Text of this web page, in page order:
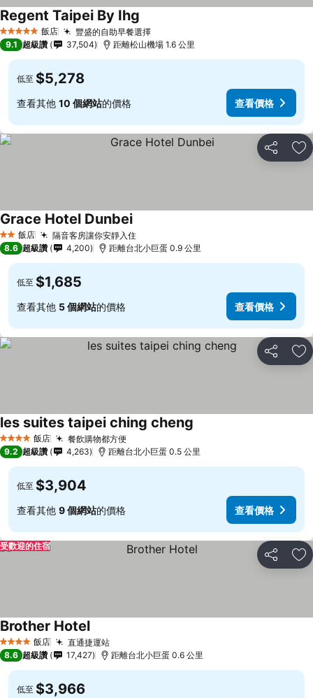
5 星級 飯店 豐盛的自助早餐選擇查看價格
Regent Taipei By Ihg
9.1 超級讚 37,504 距離松山機場 1.6 公里
低至 $5,278
查看其他 10 個網站的價格 查看價格
分享 加
2 星級飯店 隔音客房讓你安靜入住查看價格
Grace Hotel Dunbei查看價格
8.6 超級讚 4,200 距離台北小巨蛋 0.9 公里
低至 $1,685
查看其他 5 個網站的價格 查看價格
分享 加
4 星級 飯店 餐飲購物都方便查看價格
les suites taipei ching cheng
9.2 超級讚 4,263 距離台北小巨蛋 0.5 公里
低至 $3,904
查看其他 9 個網站的價格 查看價格
分享 加
受歡迎的住宿
4 星級 飯店 直通捷運站查看價格
Brother Hotel查看價格
8.6 超級讚 17,427 距離台北小巨蛋 0.6 公里
低至 $3,966